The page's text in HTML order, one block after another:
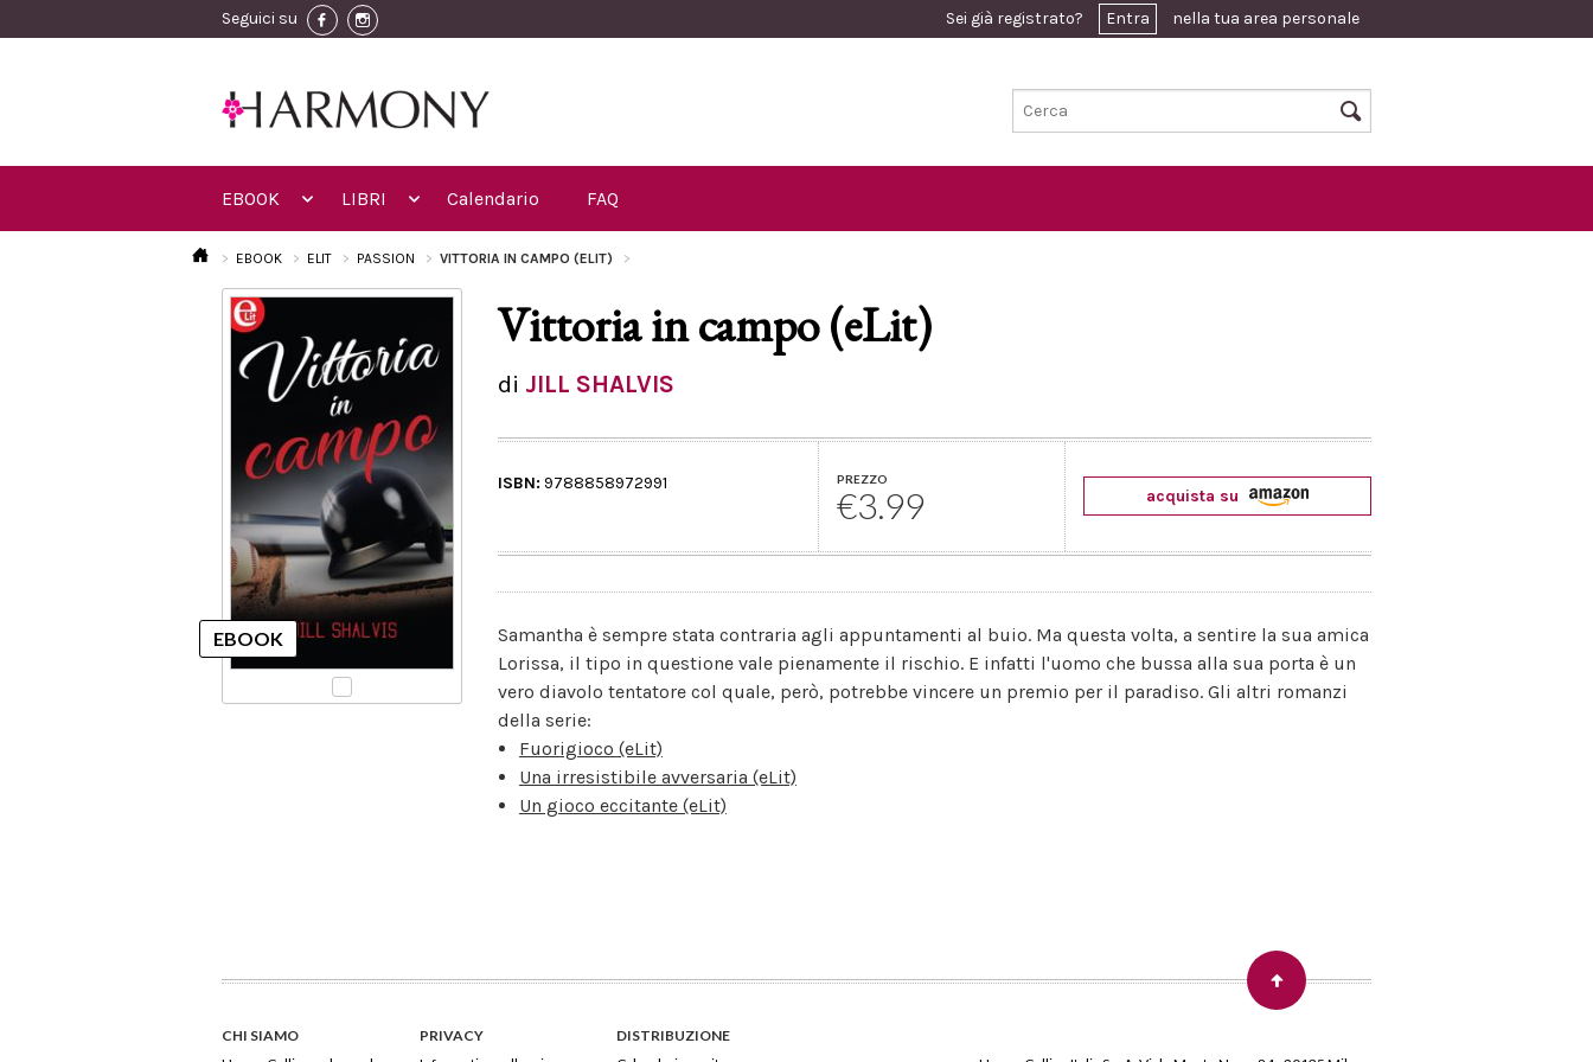
Seguici su Sei già registrato? Entra nella tua area personale
EBOOK LIBRI Calendario FAQ
EBOOK ELIT PASSION VITTORIA IN CAMPO (ELIT)
Vittoria in campo (eLit)
di JILL SHALVIS
ISBN: 9788858972991 PREZZO
€3.99 acquista su
Samantha è sempre stata contraria agli appuntamenti al buio. Ma questa volta, a sentire la sua amica
Lorissa, il tipo in questione vale pienamente il rischio. E infatti l'uomo che bussa alla sua porta è un
vero diavolo tentatore col quale, però, potrebbe vincere un premio per il paradiso. Gli altri romanzi
della serie:
Fuorigioco (eLit)
Una irresistibile avversaria (eLit)
Un gioco eccitante (eLit)
CHI SIAMO
PRIVACY
DISTRIBUZIONE